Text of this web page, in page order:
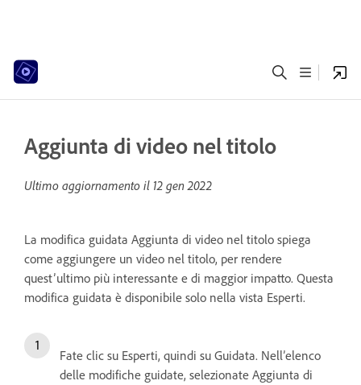
Aggiunta di video nel titolo
Ultimo aggiornamento il 12 gen 2022
La modifica guidata Aggiunta di video nel titolo spiega
come aggiungere un video nel titolo, per rendere
quest’ultimo più interessante e di maggior impatto. Questa
modifica guidata è disponibile solo nella vista Esperti.
Fate clic su Esperti, quindi su Guidata. Nell’elenco
delle modifiche guidate, selezionate Aggiunta di